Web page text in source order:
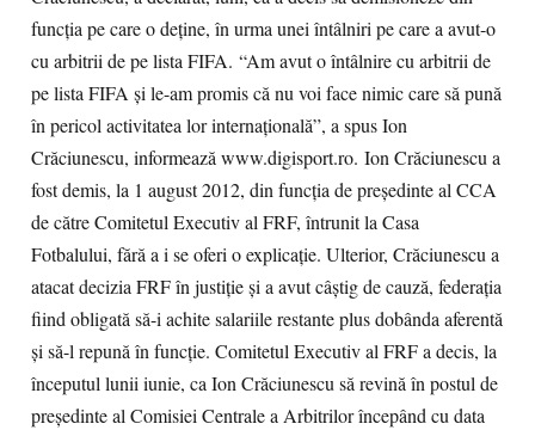
funcţia pe care o deţine, în urma unei întâlniri pe care a avut-o
cu arbitrii de pe lista FIFA. “Am avut o întâlnire cu arbitrii de
pe lista FIFA şi le-am promis că nu voi face nimic care să pună
în pericol activitatea lor internaţională”, a spus Ion
Crăciunescu, informează www.digisport.ro. Ion Crăciunescu a
fost demis, la 1 august 2012, din funcţia de preşedinte al CCA
de către Comitetul Executiv al FRF, întrunit la Casa
Fotbalului, fără a i se oferi o explicaţie. Ulterior, Crăciunescu a
atacat decizia FRF în justiţie şi a avut câştig de cauză, federaţia
fiind obligată să-i achite salariile restante plus dobânda aferentă
şi să-l repună în funcţie. Comitetul Executiv al FRF a decis, la
începutul lunii iunie, ca Ion Crăciunescu să revină în postul de
preşedinte al Comisiei Centrale a Arbitrilor începând cu data